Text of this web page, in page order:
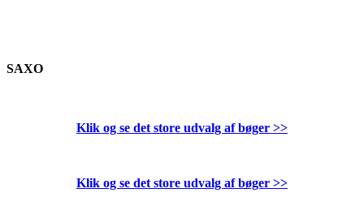
SAXO
Klik og se det store udvalg af bøger >>
Klik og se det store udvalg af bøger >>